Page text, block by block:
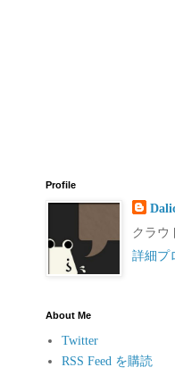
Profile
クラウ
詳細プ
About Me
Twitter
RSS Feed を購読